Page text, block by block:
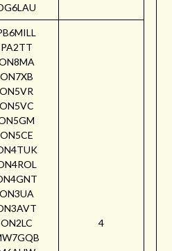
PA2TT
ON7XB
ON5VR
ON5VC
ON5CE
ON3UA
ON2LC
4